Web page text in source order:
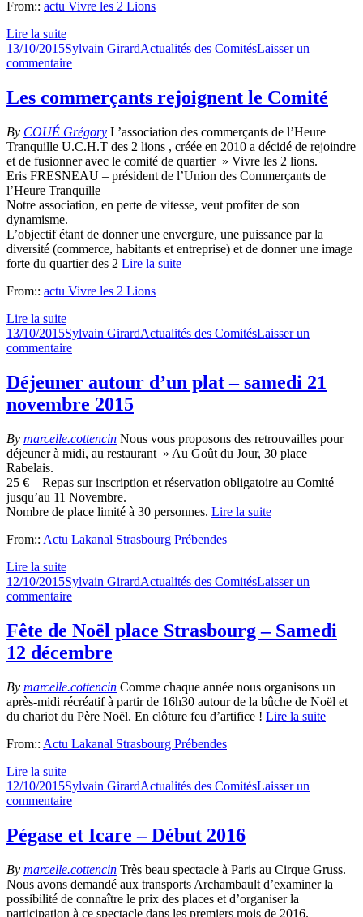
From:: actu Vivre les 2 Lions
Lire la suite
Publié
le
13/10/2015Auteur
Sylvain GirardCatégories
Actualités des ComitésLaisser un
commentairesur
entreprises
des
Lions
(Adelio)
nous
rejoignent
Les commerçants rejoignent le Comité
By COUÉ Grégory L’association des commerçants de l’Heure
Tranquille U.C.H.T des 2 lions , créée en 2010 a décidé de rejoindre
et de fusionner avec le comité de quartier » Vivre les 2 lions.
Eris FRESNEAU – président de l’Union des Commerçants de
l’Heure Tranquille
Notre association, en perte de vitesse, veut profiter de son
dynamisme.
L’objectif étant de donner une envergure, une puissance par la
diversité (commerce, habitants et entreprise) et de donner une image
forte du quartier des 2 Lire la suite
From:: actu Vivre les 2 Lions
Lire la suite
Publié
le
13/10/2015Auteur
Sylvain GirardCatégories
Actualités des ComitésLaisser un
commentairesur
commerçants
rejoignent
le
Déjeuner autour d’un plat – samedi 21
novembre 2015
By marcelle.cottencin Nous vous proposons des retrouvailles pour
déjeuner à midi, au restaurant » Au Goût du Jour, 30 place
Rabelais.
25 € – Repas sur inscription et réservation obligatoire au Comité
jusqu’au 11 Novembre.
Nombre de place limité à 30 personnes. Lire la suite
From:: Actu Lakanal Strasbourg Prébendes
Lire la suite
Publié
le
12/10/2015Auteur
Sylvain GirardCatégories
Actualités des ComitésLaisser un
commentairesur
autour
d’un
plat
samedi
21
novembre
Fête de Noël place Strasbourg – Samedi
12 décembre
By marcelle.cottencin Comme chaque année nous organisons un
après-midi récréatif à partir de 16h30 autour de la bûche de Noël et
du chariot du Père Noël. En clôture feu d’artifice ! Lire la suite
From:: Actu Lakanal Strasbourg Prébendes
Lire la suite
Publié
le
12/10/2015Auteur
Sylvain GirardCatégories
Actualités des ComitésLaisser un
commentairesur
de
Noël
Strasbourg
–
Samedi
Pégase et Icare – Début 2016
By marcelle.cottencin Très beau spectacle à Paris au Cirque Gruss.
Nous avons demandé aux transports Archambault d’examiner la
possibilité de connaître le prix des places et d’organiser la
participation à ce spectacle dans les premiers mois de 2016.